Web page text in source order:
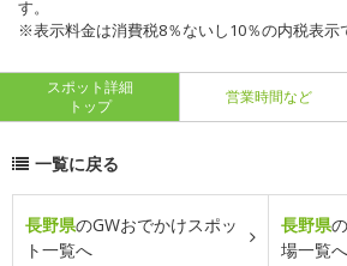
す。
※表示料金は消費税8％ないし10％の内税表示
スポット詳細
トップ
営業時間など
一覧に戻る
長野県のGWおでかけスポッ
ト一覧へ
長野県
場一覧へ